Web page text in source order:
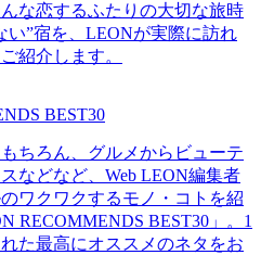
な恋するふたりの大切な旅時
い”宿を、LEONが実際に訪れ
紹介します。
BEST30
ちろん、グルメからビューテ
などなど、Web LEON編集者
ワクワクするモノ・コトを紹
RECOMMENDS BEST30」。1
た最高にオススメのネタをお